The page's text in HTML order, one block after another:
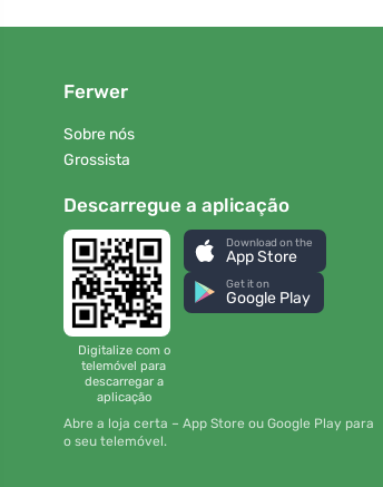
Ferwer
Sobre nós
Grossista
Descarregue a aplicação
Digitalize com o
telemóvel para
descarregar a
aplicação
Download on the
App Store
Get it on
Google Play
Abre a loja certa – App Store ou Google Play para
o seu telemóvel.